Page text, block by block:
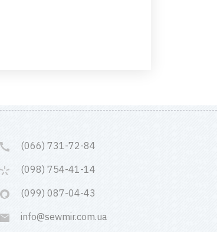
(066) 731-72-84
(098) 754-41-14
(099) 087-04-43
info@sewmir.com.ua